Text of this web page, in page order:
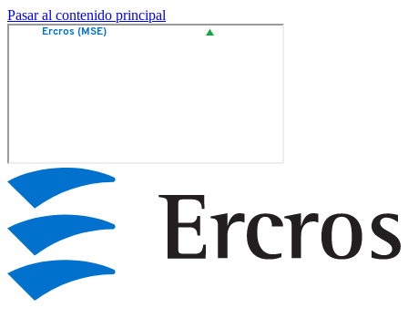
Pasar al contenido principal